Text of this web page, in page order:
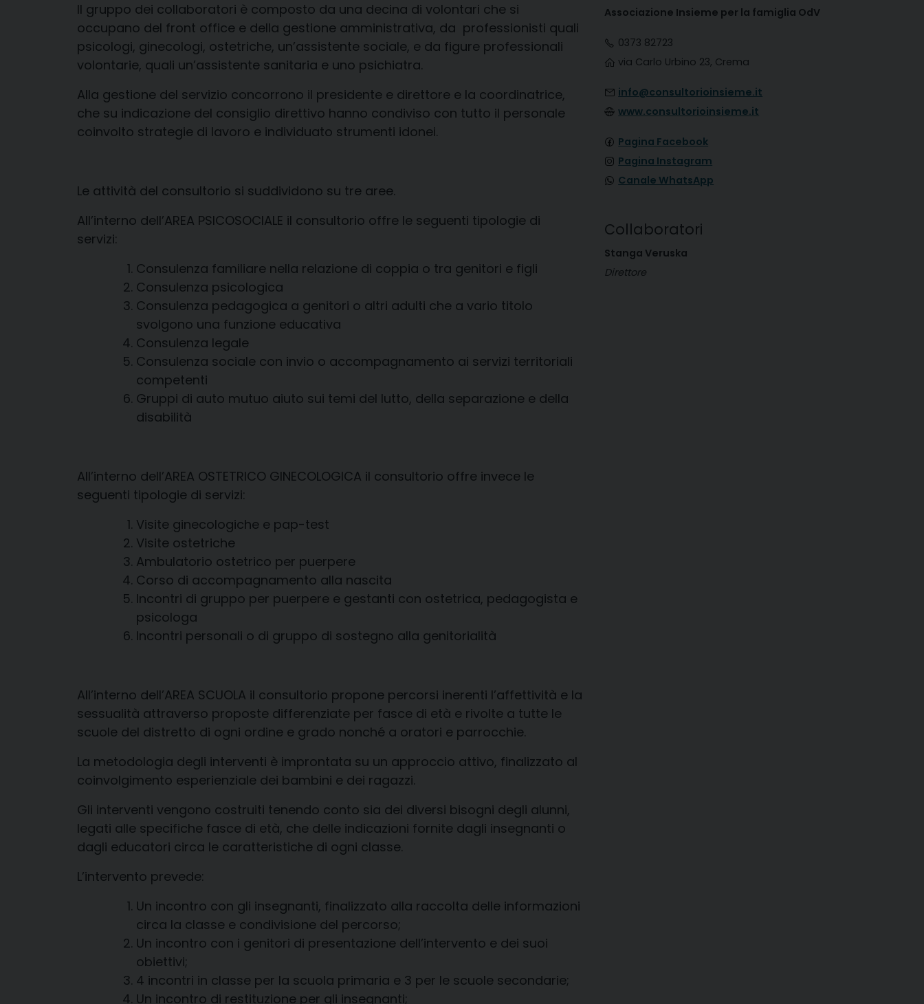
Il gruppo dei collaboratori è composto da una decina di volontari che si
occupano del front office e della gestione amministrativa, da professionisti quali
psicologi, ginecologi, ostetriche, un’assistente sociale, e da figure professionali
volontarie, quali un’assistente sanitaria e uno psichiatra.
Alla gestione del servizio concorrono il presidente e direttore e la coordinatrice,
che su indicazione del consiglio direttivo hanno condiviso con tutto il personale
coinvolto strategie di lavoro e individuato strumenti idonei.
Le attività del consultorio si suddividono su tre aree.
All’interno dell’AREA PSICOSOCIALE il consultorio offre le seguenti tipologie di
servizi:
Consulenza familiare nella relazione di coppia o tra genitori e figli
Consulenza psicologica
Consulenza pedagogica a genitori o altri adulti che a vario titolo
svolgono una funzione educativa
Consulenza legale
Consulenza sociale con invio o accompagnamento ai servizi territoriali
competenti
Gruppi di auto mutuo aiuto sui temi del lutto, della separazione e della
disabilità
All’interno dell’AREA OSTETRICO GINECOLOGICA il consultorio offre invece le
seguenti tipologie di servizi:
Visite ginecologiche e pap-test
Visite ostetriche
Ambulatorio ostetrico per puerpere
Corso di accompagnamento alla nascita
Incontri di gruppo per puerpere e gestanti con ostetrica, pedagogista e
psicologa
Incontri personali o di gruppo di sostegno alla genitorialità
All’interno dell’AREA SCUOLA il consultorio propone percorsi inerenti l’affettività e la
sessualità attraverso proposte differenziate per fasce di età e rivolte a tutte le
scuole del distretto di ogni ordine e grado nonché a oratori e parrocchie.
La metodologia degli interventi è improntata su un approccio attivo, finalizzato al
coinvolgimento esperienziale dei bambini e dei ragazzi.
Gli interventi vengono costruiti tenendo conto sia dei diversi bisogni degli alunni,
legati alle specifiche fasce di età, che delle indicazioni fornite dagli insegnanti o
dagli educatori circa le caratteristiche di ogni classe.
L’intervento prevede:
Un incontro con gli insegnanti, finalizzato alla raccolta delle informazioni
circa la classe e condivisione del percorso;
Un incontro con i genitori di presentazione dell’intervento e dei suoi
obiettivi;
4 incontri in classe per la scuola primaria e 3 per le scuole secondarie;
Un incontro di restituzione per gli insegnanti;
Associazione Insieme per la famiglia OdV
0373 82723
via Carlo Urbino 23, Crema
info@consultorioinsieme.it
www.consultorioinsieme.it
Pagina Facebook
Pagina Instagram
Canale WhatsApp
Collaboratori
Stanga Veruska
Direttore